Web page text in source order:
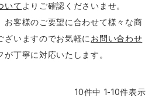
いて よりご確認くださいませ。
お客様のご要望に合わせて様々な商
ざいますのでお気軽に お問い合わせ
丁寧に対応いたします。
10件中 1-10件表示